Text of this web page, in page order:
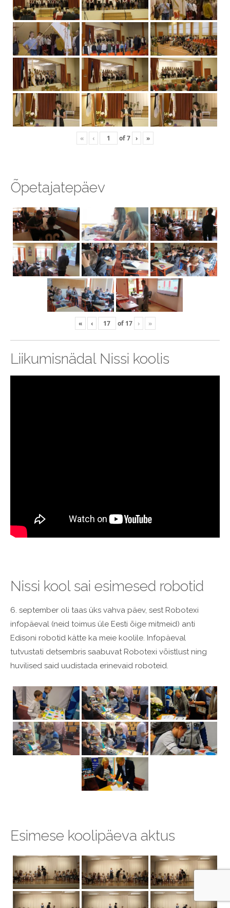
« ‹ of7 › »
Õpetajatepäev
« ‹ of 17 › »
Liikumisnädal Nissi koolis
Nissi kool sai esimesed robotid
6. september oli taas üks vahva päev, sest Robotexi
infopäeval (neid toimus üle Eesti õige mitmeid) anti
Edisoni robotid kätte ka meie koolile. Infopäeval
tutvustati detsembris saabuvat Robotexi võistlust ning
huvilised said uudistada erinevaid roboteid.
Esimese koolipäeva aktus